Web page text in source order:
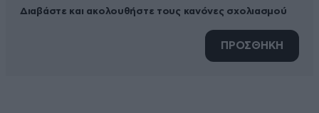
Διαβάστε και ακολουθήστε τους κανόνες σχολιασμού
ΠΡΟΣΘΗΚΗ